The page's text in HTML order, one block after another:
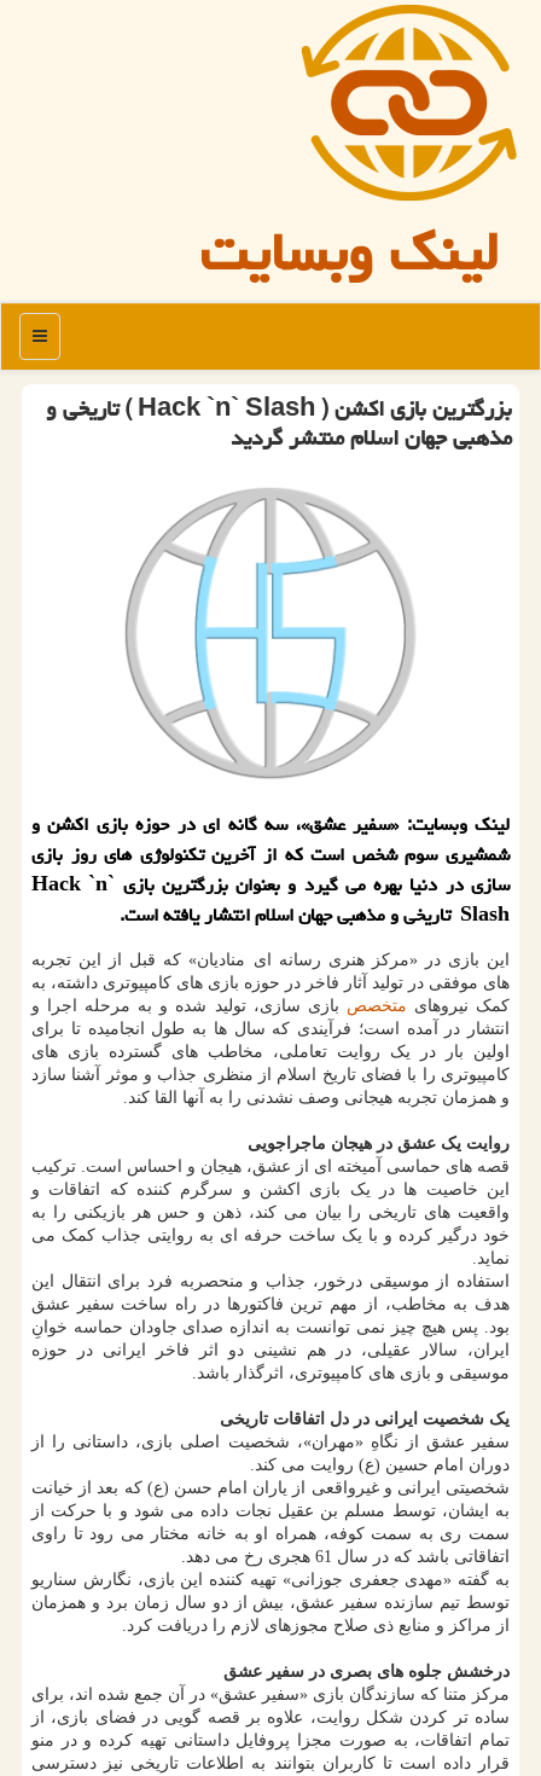
لینک وبسایت
منو
بزرگترین بازی اكشن ( Hack `n` Slash ) تاریخی و
مذهبی جهان اسلام منتشر گردید
لینک وبسایت: «سفیر عشق»، سه گانه ای در حوزه بازی اکشن و
شمشیری سوم شخص است که از آخرین تکنولوژی های روز بازی
سازی در دنیا بهره می گیرد و بعنوان بزرگترین بازی Hack `n`
Slash تاریخی و مذهبی جهان اسلام انتشار یافته است.
این بازی در «مرکز هنری رسانه ای منادیان» که قبل از این تجربه
های موفقی در تولید آثار فاخر در حوزه بازی های کامپیوتری داشته، به
کمک نیروهای متخصص بازی سازی، تولید شده و به مرحله اجرا و
انتشار در آمده است؛ فرآیندی که سال ها به طول انجامیده تا برای
اولین بار در یک روایت تعاملی، مخاطب های گسترده بازی های
کامپیوتری را با فضای تاریخ اسلام از منظری جذاب و موثر آشنا سازد
و همزمان تجربه هیجانی وصف نشدنی را به آنها القا کند.
روایت یک عشق در هیجان ماجراجویی
قصه های حماسی آمیخته ای از عشق، هیجان و احساس است. ترکیب
این خاصیت ها در یک بازی اکشن و سرگرم کننده که اتفاقات و
واقعیت های تاریخی را بیان می کند، ذهن و حس هر بازیکنی را به
خود درگیر کرده و با یک ساخت حرفه ای به روایتی جذاب کمک می
نماید.
استفاده از موسیقی درخور، جذاب و منحصربه فرد برای انتقال این
هدف به مخاطب، از مهم ترین فاکتورها در راه ساخت سفیر عشق
بود. پس هیچ چیز نمی توانست به اندازه صدای جاودان حماسه خوانِ
ایران، سالار عقیلی، در هم نشینی دو اثر فاخر ایرانی در حوزه
موسیقی و بازی های کامپیوتری، اثرگذار باشد.
یک شخصیت ایرانی در دل اتفاقات تاریخی
سفیر عشق از نگاهِ «مهران»، شخصیت اصلی بازی، داستانی را از
دوران امام حسین (ع) روایت می کند.
شخصیتی ایرانی و غیرواقعی از یاران امام حسن (ع) که بعد از خیانت
به ایشان، توسط مسلم بن عقیل نجات داده می شود و با حرکت از
سمت ری به سمت کوفه، همراه او به خانه مختار می رود تا راوی
اتفاقاتی باشد که در سال 61 هجری رخ می دهد.
به گفته «مهدی جعفری جوزانی» تهیه کننده این بازی، نگارش سناریو
توسط تیم سازنده سفیر عشق، بیش از دو سال زمان برد و همزمان
از مراکز و منابع ذی صلاح مجوزهای لازم را دریافت کرد.
درخشش جلوه های بصری در سفیر عشق
مرکز متنا که سازندگان بازی «سفیر عشق» در آن جمع شده اند، برای
ساده تر کردن شکل روایت، علاوه بر قصه گویی در فضای بازی، از
تمام اتفاقات، به صورت مجزا پروفایل داستانی تهیه کرده و در منو
قرار داده است تا کاربران بتوانند به اطلاعات تاریخی نیز دسترسی